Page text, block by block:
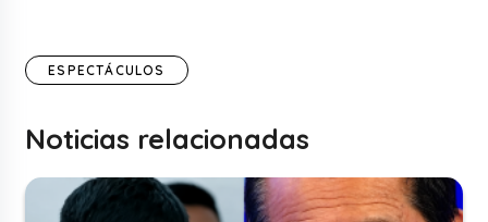
ESPECTÁCULOS
Noticias relacionadas